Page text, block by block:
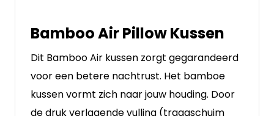
Bamboo Air Pillow Kussen
Dit Bamboo Air kussen zorgt gegarandeerd
voor een betere nachtrust. Het bamboe
kussen vormt zich naar jouw houding. Door
de druk verlagende vulling (traagschuim